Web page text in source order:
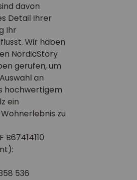
davon
Detail Ihrer
Ihr
Wir haben
NordicStory
gerufen, um
an
hochwertigem
ein
zu
B67414110
536